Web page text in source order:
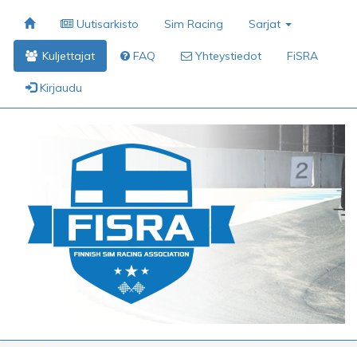
Uutisarkisto Sim Racing Sarjat
Kuljettajat FAQ Yhteystiedot FiSRA
Kirjaudu